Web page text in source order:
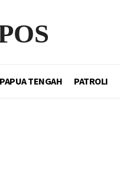
PAPUA TENGAH PATROLI